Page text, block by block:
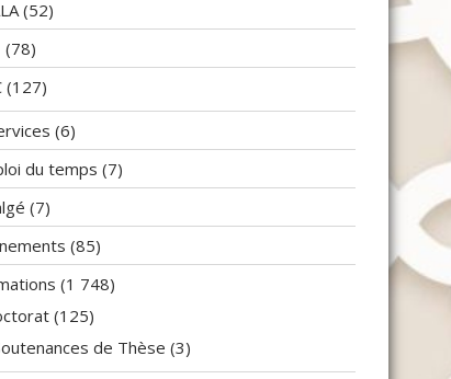
(52)
(78)
(127)
(6)
du temps (7)
(7)
(85)
(1 748)
(125)
de Thèse (3)